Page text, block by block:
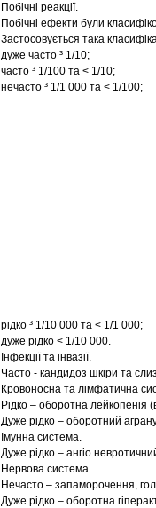
Побічні реакції.
Побічні ефекти були
Застосовується така
дуже часто ³ 1/10;
часто ³ 1/100 та < 1/10;
нечасто ³ 1/1 000 та < 1/100;
рідко ³ 1/10 000 та < 1/1 000;
дуже рідко < 1/10 000.
Інфекції та інвазії.
Часто - кандидоз шкіри та
Кровоносна та лімфатична
Рідко – оборотна
Дуже рідко – оборотний
Імунна система.
Дуже рідко – ангіо
Нервова система.
Нечасто – запаморочення,
Дуже рідко – оборотна